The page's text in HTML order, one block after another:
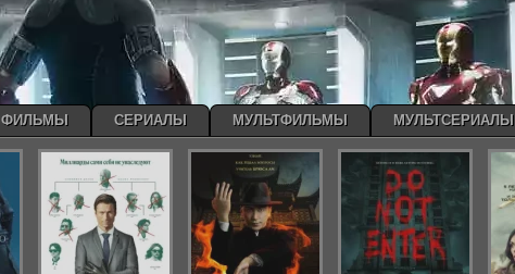
ФИЛЬМЫ СЕРИАЛЫ МУЛЬТФИЛЬМЫ МУЛЬТСЕРИАЛЫ